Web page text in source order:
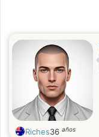
Riches36 años